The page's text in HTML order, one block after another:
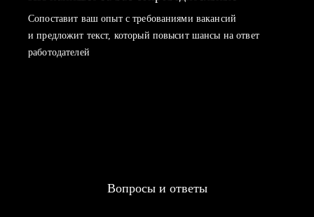
Сопоставит ваш опыт с требованиями вакансий
и предложит текст, который повысит шансы на ответ
работодателей
Вопросы и ответы